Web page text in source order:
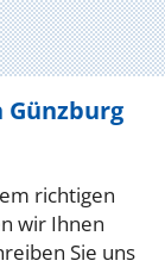
richtigen
wir Ihnen
Sie uns